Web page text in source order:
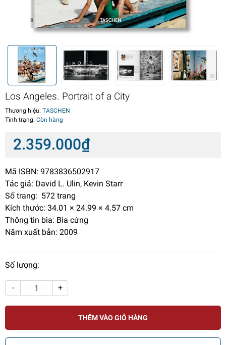
Los Angeles. Portrait of a City
Thương hiệu: TASCHEN
Tình trạng: Còn hàng
2.359.000₫
Mã ISBN: 9783836502917
Tác giả: David L. Ulin, Kevin Starr
Số trang: 572 trang
Kích thước: 34.01 × 24.99 × 4.57 cm
Thông tin bìa: Bìa cứng
Năm xuất bản: 2009
Số lượng:
- +
THÊM VÀO GIỎ HÀNG